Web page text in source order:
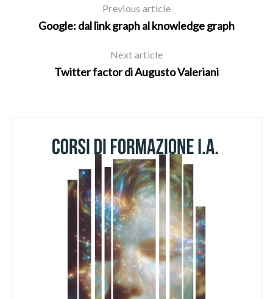
Previous article
Google: dal link graph al knowledge graph
Next article
Twitter factor di Augusto Valeriani